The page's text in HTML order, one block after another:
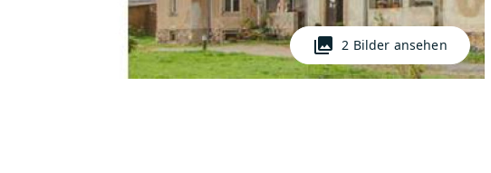
photo_library 2 Bilder ansehen